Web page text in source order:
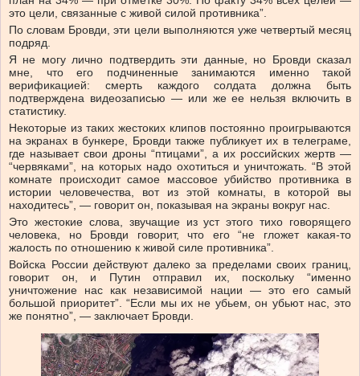
это цели, связанные с живой силой противника”.
По словам Бровди, эти цели выполняются уже четвертый месяц
подряд.
Я не могу лично подтвердить эти данные, но Бровди сказал
мне, что его подчиненные занимаются именно такой
верификацией: смерть каждого солдата должна быть
подтверждена видеозаписью — или же ее нельзя включить в
статистику.
Некоторые из таких жестоких клипов постоянно проигрываются
на экранах в бункере, Бровди также публикует их в телеграме,
где называет свои дроны “птицами”, а их российских жертв —
“червяками”, на которых надо охотиться и уничтожать. “В этой
комнате происходит самое массовое убийство противника в
истории человечества, вот из этой комнаты, в которой вы
находитесь”, — говорит он, показывая на экраны вокруг нас.
Это жестокие слова, звучащие из уст этого тихо говорящего
человека, но Бровди говорит, что его “не гложет какая-то
жалость по отношению к живой силе противника”.
Войска России действуют далеко за пределами своих границ,
говорит он, и Путин отправил их, поскольку “именно
уничтожение нас как независимой нации — это его самый
большой приоритет”. “Если мы их не убьем, он убьют нас, это
же понятно”, — заключает Бровди.